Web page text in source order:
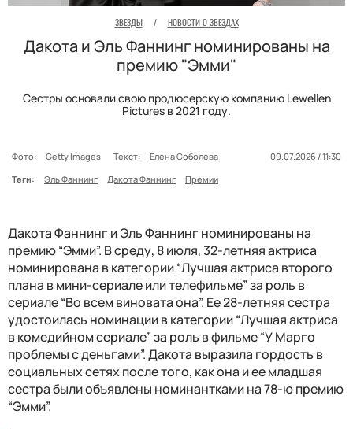
ЗВЕЗДЫ / НОВОСТИ О ЗВЕЗДАХ
Дакота и Эль Фаннинг номинированы на
премию "Эмми"
Сестры основали свою продюсерскую компанию Lewellen
Pictures в 2021 году.
Фото: Getty Images Текст: Елена Соболева
09.07.2026 / 11:30
Теги:
Эль Фаннинг Дакота Фаннинг Премии
Дакота Фаннинг и Эль Фаннинг номинированы на
премию “Эмми”. В среду, 8 июля, 32-летняя актриса
номинирована в категории “Лучшая актриса второго
плана в мини-сериале или телефильме” за роль в
сериале “Во всем виновата она”. Ее 28-летняя сестра
удостоилась номинации в категории “Лучшая актриса
в комедийном сериале” за роль в фильме “У Марго
проблемы с деньгами”. Дакота выразила гордость в
социальных сетях после того, как она и ее младшая
сестра были объявлены номинантками на 78-ю премию
“Эмми”.